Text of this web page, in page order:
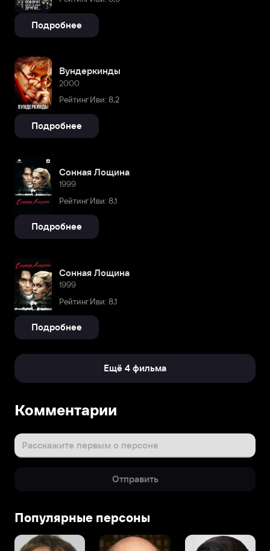
Подробнее
Вундеркинды
2000
Рейтинг Иви: 8,2
Подробнее
Сонная Лощина
1999
Рейтинг Иви: 8,1
Подробнее
Сонная Лощина
1999
Рейтинг Иви: 8,1
Подробнее
Ещё 4 фильма
Комментарии
Расскажите первым о персоне
Отправить
Популярные персоны